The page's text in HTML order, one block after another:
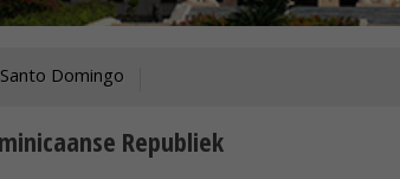
Domingo
Republiek